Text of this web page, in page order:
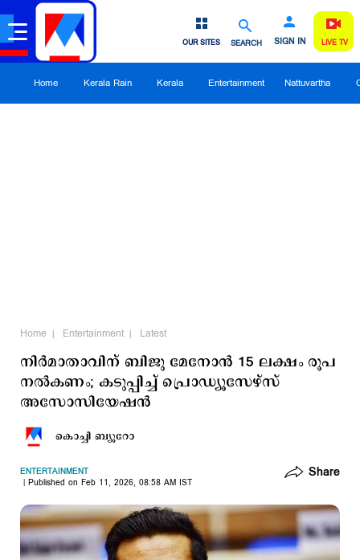
SEARCH SIGN IN
OUR SITES LIVE TV
Home Kerala Rain Kerala Entertainment Nattuvartha
Home Entertainment Latest
നിര്‍മാതാവിന് ബിജു മേനോന്‍ 15 ലക്ഷം രൂപ
നല്‍കണം; കടുപ്പിച്ച് പ്രൊഡ്യൂസേഴ്സ്
അസോസിയേഷന്‍
കൊച്ചി ബ്യൂറോ
ENTERTAINMENT
Published on Feb 11, 2026, 08:58 AM IST
Share